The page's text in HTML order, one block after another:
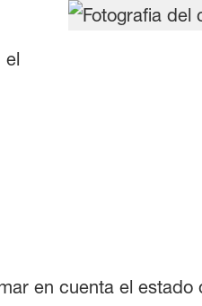
el
en cuenta el estado